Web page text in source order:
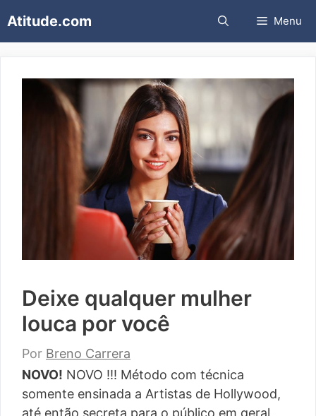
para
o
Atitude.com Menu
Deixe qualquer mulher
louca por você
Por Breno Carrera
NOVO! NOVO !!! Método com técnica
somente ensinada a Artistas de Hollywood,